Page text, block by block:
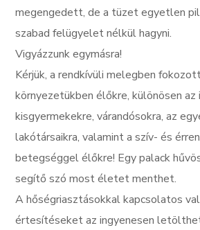
megengedett, de a tüzet egyetlen
szabad felügyelet nélkül hagyni.
Vigyázzunk egymásra!
Kérjük, a rendkívüli melegben
környezetükben élőkre, különösen az
kisgyermekekre, várandósokra, az
lakótársaikra, valamint a szív- és
betegséggel élőkre! Egy palack
segítő szó most életet menthet.
A hőségriasztásokkal kapcsolatos
értesítéseket az ingyenesen